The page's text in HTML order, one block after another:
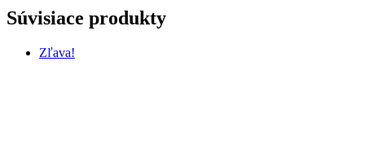
Súvisiace produkty
Zľava!